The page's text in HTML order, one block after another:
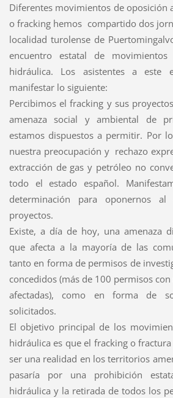
Diferentes movimientos de oposición
o fracking hemos compartido dos
localidad turolense de
encuentro estatal de
hidráulica. Los asistentes a este
manifestar lo siguiente:
Percibimos el fracking y sus
amenaza social y ambiental de
estamos dispuestos a permitir. Por
nuestra preocupación y rechazo
extracción de gas y petróleo no
todo el estado español.
determinación para oponernos
proyectos.
Existe, a día de hoy, una amenaza
que afecta a la mayoría de las
tanto en forma de permisos de
concedidos (más de 100 permisos
afectadas), como en forma de
solicitados.
El objetivo principal de los
hidráulica es que el fracking o
ser una realidad en los territorios
pasaría por una prohibición
hidráulica y la retirada de todos los